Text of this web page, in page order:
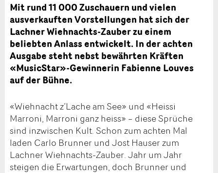
Mit rund 11 000 Zuschauern und vielen
ausverkauften Vorstellungen hat sich der
Lachner Wiehnachts-Zauber zu einem
beliebten Anlass entwickelt. In der achten
Ausgabe steht nebst bewährten Kräften
«MusicStar»-Gewinnerin Fabienne Louves
auf der Bühne.
«Wiehnacht z’Lache am See» und «Heissi
Marroni, Marroni ganz heiss» – diese Sprüche
sind inzwischen Kult. Schon zum achten Mal
laden Carlo Brunner und Jost Hauser zum
Lachner Wiehnachts-Zauber. Jahr um Jahr
steigen die Erwartungen, doch Brunner und